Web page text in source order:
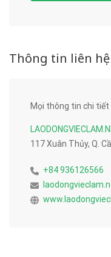
Thông tin liên hệ
Mọi thông tin chi tiết
117 Xuân Thủy, Q.
+84 936126566